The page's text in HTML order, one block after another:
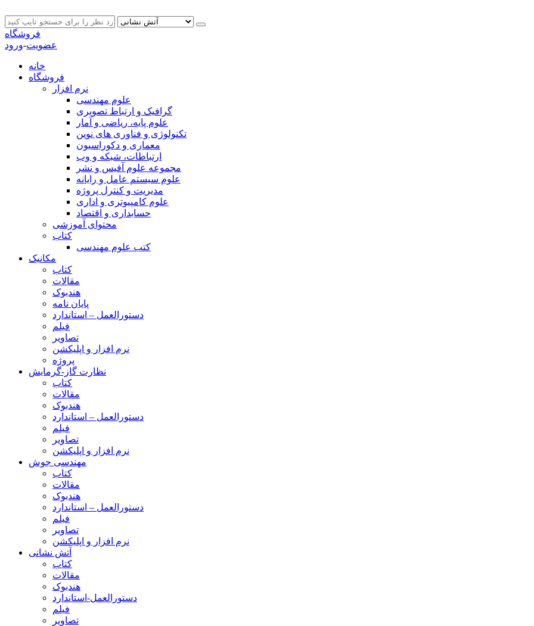
فروشگاه
عضویت-ورود
خانه
فروشگاه
نرم افزار
علوم مهندسی
گرافیک و ارتباط تصویری
علوم پایه، ریاضی و آمار
تکنولوژی و فناوری های نوین
معماری و دکوراسیون
ارتباطات، شبکه و وب
مجموعه علوم آفیس و نشر
علوم سیستم عامل و رایانه
مدیریت و کنترل پروژه
علوم کامپیوتری و اداری
حسابداری و اقتصاد
محتوای آموزشی
کتاب
کتب علوم مهندسی
مکانیک
کتاب
مقالات
هندبوک
پایان نامه
دستورالعمل – استاندارد
فیلم
تصاویر
نرم افزار و اپلیکشن
پروژه
نظارت گاز-گرمایش
کتاب
مقالات
هندبوک
دستورالعمل – استاندارد
فیلم
تصاویر
نرم افزار و اپلیکشن
مهندسی جوش
کتاب
مقالات
هندبوک
دستورالعمل – استاندارد
فیلم
تصاویر
نرم افزار و اپلیکشن
آتش نشانی
کتاب
مقالات
هندبوک
دستورالعمل-استاندارد
فیلم
تصاویر